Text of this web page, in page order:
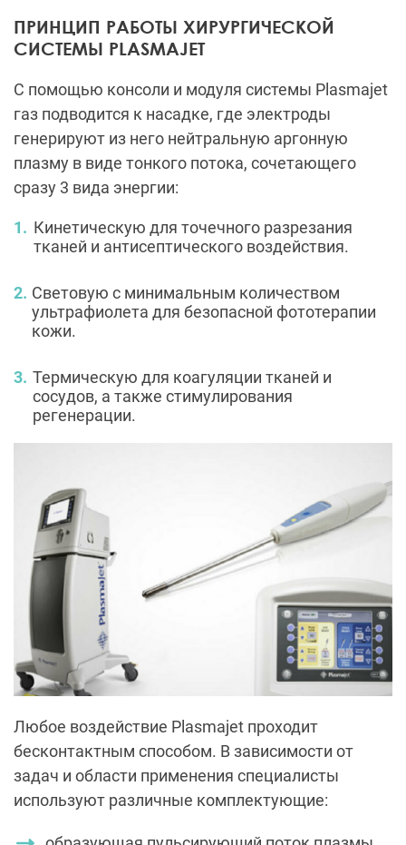
ПРИНЦИП РАБОТЫ ХИРУРГИЧЕСКОЙ
СИСТЕМЫ PLASMAJET
С помощью консоли и модуля системы Plasmajet
газ подводится к насадке, где электроды
генерируют из него нейтральную аргонную
плазму в виде тонкого потока, сочетающего
сразу 3 вида энергии:
Кинетическую для точечного разрезания
тканей и антисептического воздействия.
Световую с минимальным количеством
ультрафиолета для безопасной фототерапии
кожи.
Термическую для коагуляции тканей и
сосудов, а также стимулирования
регенерации.
Любое воздействие Plasmajet проходит
бесконтактным способом. В зависимости от
задач и области применения специалисты
используют различные комплектующие: